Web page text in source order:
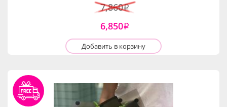
7,860i
6,850i
Добавить в корзину